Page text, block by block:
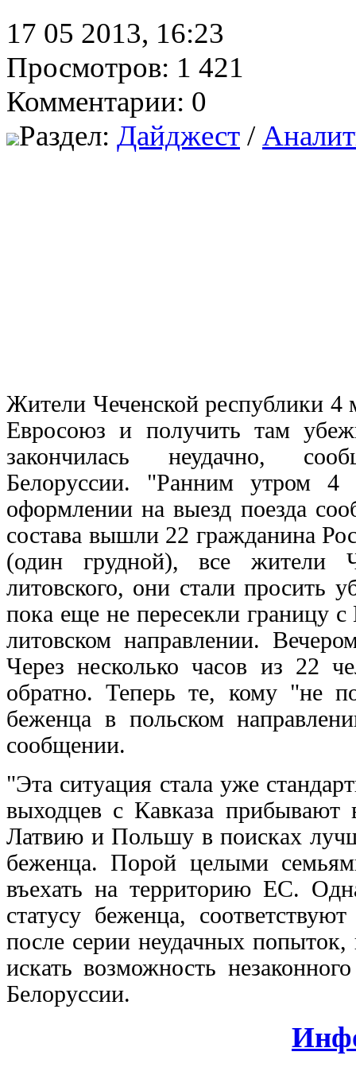
17 05 2013, 16:23
Просмотров: 1 421
Комментарии: 0
Раздел: Дайджест /
Жители Чеченской республики 4
Евросоюз и получить там
закончилась неудачно,
Белоруссии. "Ранним утром
оформлении на выезд поезда
состава вышли 22 гражданина
(один грудной), все жители
литовского, они стали просить
пока еще не пересекли границу
литовском направлении.
Через несколько часов из 22
обратно. Теперь те, кому "не
беженца в польском
сообщении.
"Эта ситуация стала уже
выходцев с Кавказа прибывают
Латвию и Польшу в поисках
беженца. Порой целыми
въехать на территорию ЕС.
статусу беженца,
после серии неудачных
искать возможность
Белоруссии.